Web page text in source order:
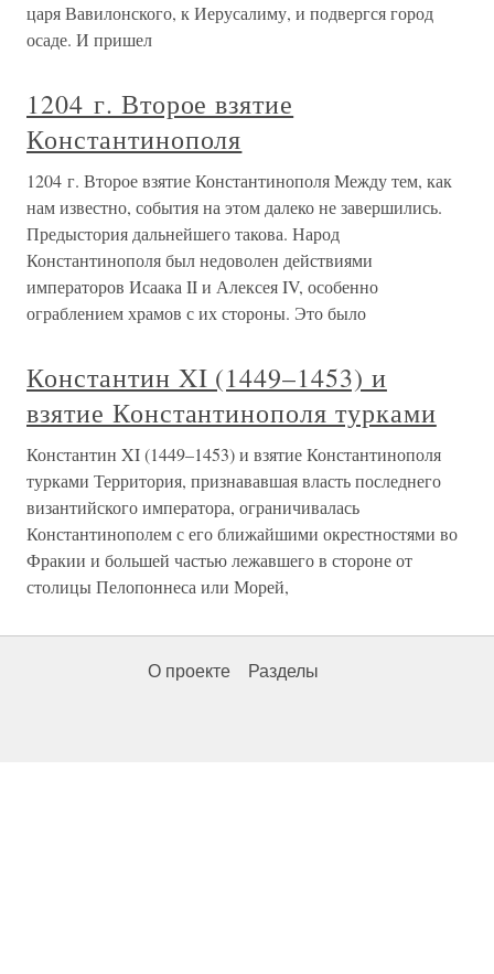
царя Вавилонского, к Иерусалиму, и подвергся город
осаде. И пришел
1204 г. Второе взятие
Константинополя
1204 г. Второе взятие Константинополя Между тем, как
нам известно, события на этом далеко не завершились.
Предыстория дальнейшего такова. Народ
Константинополя был недоволен действиями
императоров Исаака II и Алексея IV, особенно
ограблением храмов с их стороны. Это было
Константин XI (1449–1453) и
взятие Константинополя турками
Константин XI (1449–1453) и взятие Константинополя
турками Территория, признававшая власть последнего
византийского императора, ограничивалась
Константинополем с его ближайшими окрестностями во
Фракии и большей частью лежавшего в стороне от
столицы Пелопоннеса или Морей,
О проекте Разделы